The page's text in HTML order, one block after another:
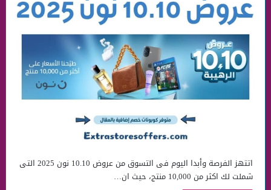
اتتهز الفرصة وأبدا اليوم فى التسوق من عروض 10.10 نون 2025 التى
شملت لك اكثر من 10,000 منتج، حيث ان…